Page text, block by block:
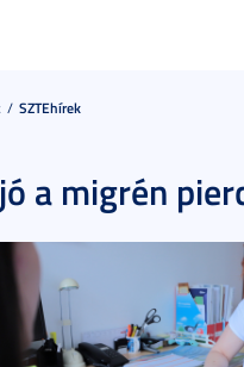
SZTEhírek
a migrén